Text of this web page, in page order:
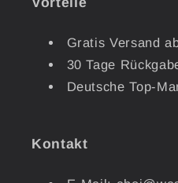
Gratis Versand
30 Tage
Deutsche Top-
Kontakt